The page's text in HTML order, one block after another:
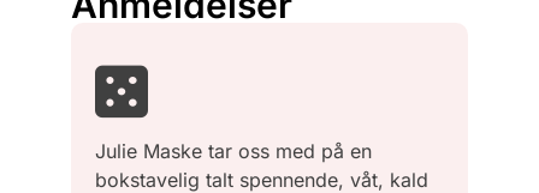
Julie Maske tar oss med på en
bokstavelig talt spennende, våt, kald